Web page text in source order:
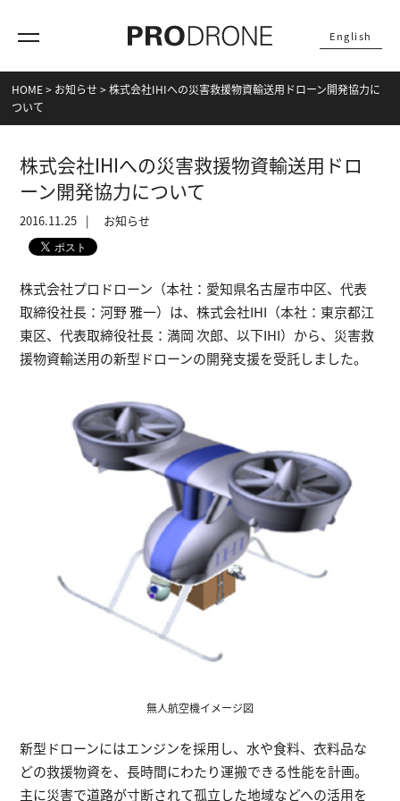
English
HOME> お知らせ >株式会社IHIへの災害救援物資輸送用ドローン開発協力に
ついて
株式会社IHIへの災害救援物資輸送用ドロ
ーン開発協力について
2016.11.25 お知らせ
株式会社プロドローン（本社：愛知県名古屋市中区、代表
取締役社長：河野 雅一）は、株式会社IHI（本社：東京都江
東区、代表取締役社長：満岡 次郎、以下IHI）から、災害救
援物資輸送用の新型ドローンの開発支援を受託しました。
無人航空機イメージ図
新型ドローンにはエンジンを採用し、水や食料、衣料品な
どの救援物資を、長時間にわたり運搬できる性能を計画。
主に災害で道路が寸断されて孤立した地域などへの活用を